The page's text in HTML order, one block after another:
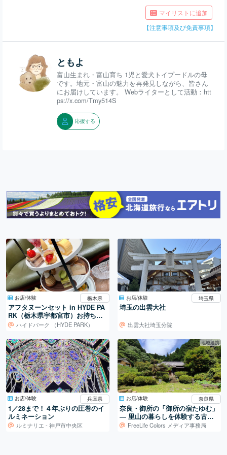
マイリストに追加
【注意事項及び免責事項】
ともよ
富山生まれ・富山育ち 1児と愛犬トイプードルの母
です。地元・富山の魅力を再発見しながら、皆さん
にお届けしています。 Webライターとして活動：htt
ps://x.com/Tmy514S
応援する
お店/体験 栃木県
アフタヌーンセット in HYDE PA
RK（栃木県宇都宮市）お持ち帰
り可能で嬉しい♩
ハイドパーク （HYDE PARK）
お店/体験 埼玉県
埼玉の出雲大社
出雲大社埼玉分院
お店/体験 兵庫県
1／28まで！４年ぶりの圧巻のイ
ルミネーション
ルミナリエ - 神戸市中央区
地域連携
お店/体験 奈良県
奈良・御所の「御所の宿たゆむ」
― 里山の暮らしを体験する古民
家宿FreeLife Colors メディア事務局